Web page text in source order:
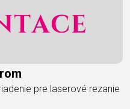
pre laserové rezanie